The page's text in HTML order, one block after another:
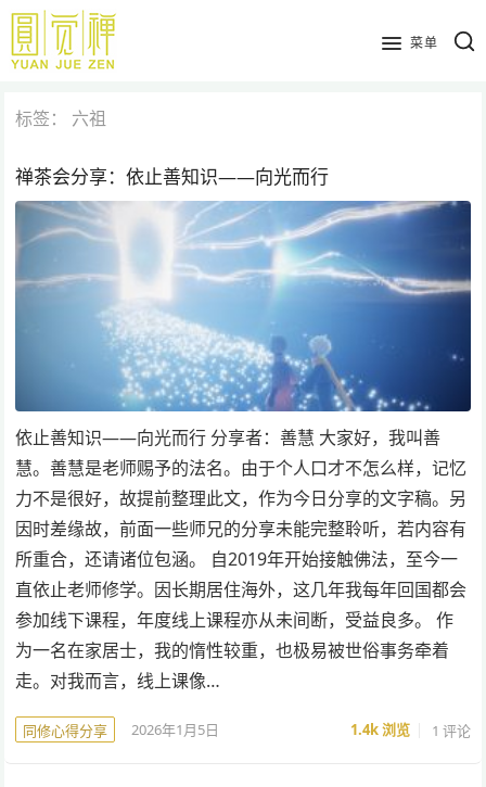
跳
主
内
菜单
标签： 六祖
禅茶会分享：依止善知识——向光而行
依止善知识——向光而行 分享者：善慧 大家好，我叫善
慧。善慧是老师赐予的法名。由于个人口才不怎么样，记忆
力不是很好，故提前整理此文，作为今日分享的文字稿。另
因时差缘故，前面一些师兄的分享未能完整聆听，若内容有
所重合，还请诸位包涵。 自2019年开始接触佛法，至今一
直依止老师修学。因长期居住海外，这几年我每年回国都会
参加线下课程，年度线上课程亦从未间断，受益良多。 作
为一名在家居士，我的惰性较重，也极易被世俗事务牵着
走。对我而言，线上课像…
同修心得分享 2026年1月5日 1.4k浏览 1 评论